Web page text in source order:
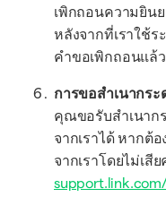
เพิกถอนความยิน
หลังจากที่เราใช้ร
คำขอเพิกถอนแล้ว
การขอสำเนากระ
คุณขอรับสำเนาก
จากเราได้ หากต้
จากเราโดยไม่เสี